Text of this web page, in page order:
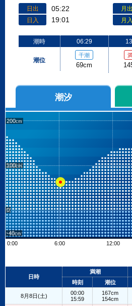
日出 05:22
日入 19:01
月出
月入
潮時
潮位
06:29
干潮
69cm
潮汐
200
100
0
-40
0:00
6:00 12:00
+
日時
満潮
時刻
潮位
8月8日(土)
00:00
15:59
167cm
154cm